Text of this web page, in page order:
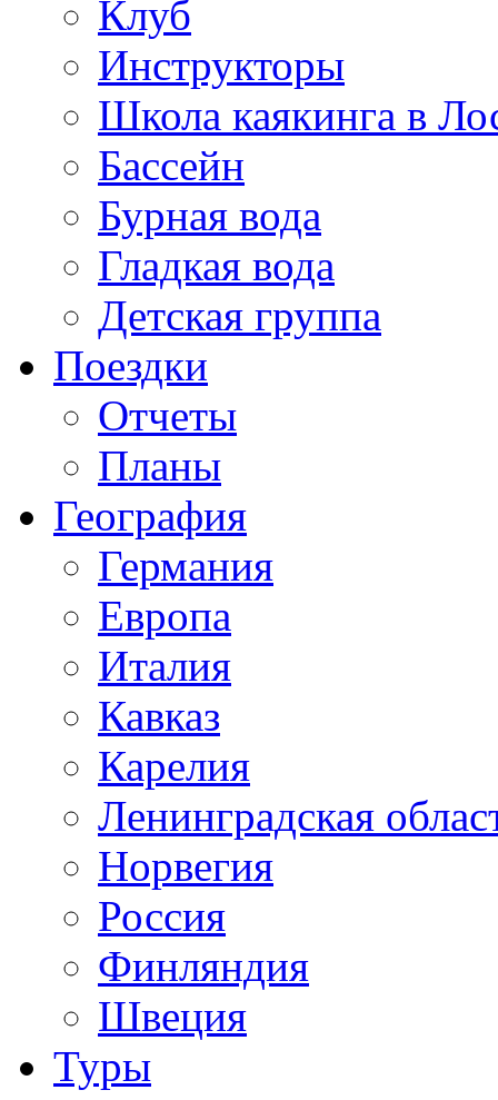
Клуб
Инструкторы
Школа каякинга в
Бассейн
Бурная вода
Гладкая вода
Детская группа
Поездки
Отчеты
Планы
География
Германия
Европа
Италия
Кавказ
Карелия
Ленинградская
Норвегия
Россия
Финляндия
Швеция
Туры